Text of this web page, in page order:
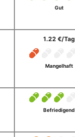
Gut
1.22 €/Tag
Mangelhaft
Befriedigend